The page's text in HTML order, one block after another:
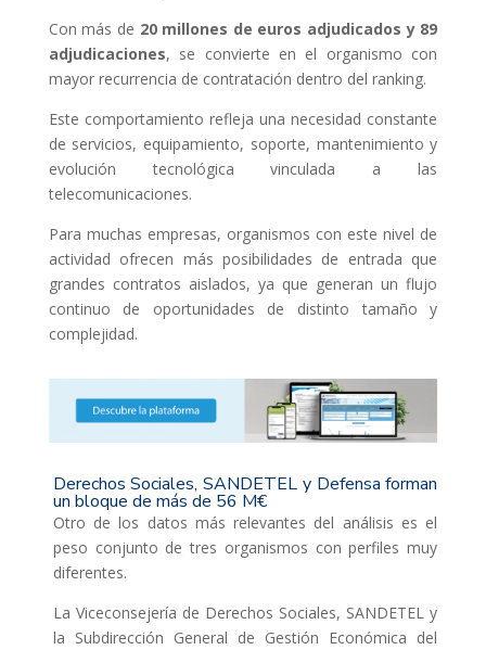
Con más de 20 millones de euros adjudicados y 89
adjudicaciones, se convierte en el organismo con
mayor recurrencia de contratación dentro del ranking.
Este comportamiento refleja una necesidad constante
de servicios, equipamiento, soporte, mantenimiento y
evolución tecnológica vinculada a las
telecomunicaciones.
Para muchas empresas, organismos con este nivel de
actividad ofrecen más posibilidades de entrada que
grandes contratos aislados, ya que generan un flujo
continuo de oportunidades de distinto tamaño y
complejidad.
Derechos Sociales, SANDETEL y Defensa forman
un bloque de más de 56 M€
Otro de los datos más relevantes del análisis es el
peso conjunto de tres organismos con perfiles muy
diferentes.
La Viceconsejería de Derechos Sociales, SANDETEL y
la Subdirección General de Gestión Económica del